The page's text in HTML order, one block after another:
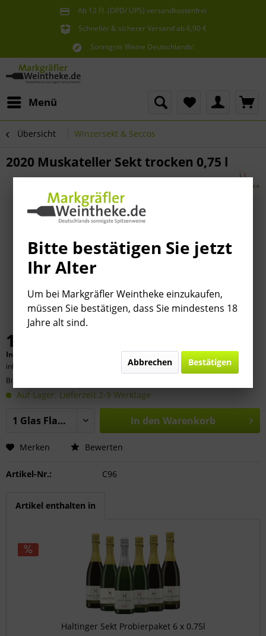
Ab 12 Fl. (DPD/ UPS) versandkostenfrei
innerhalb Deutschlands
Schneller & sicherer Versand ab 6,90 €
Sie erreichen uns unter der Tel: 07621 1685286
Sonnigste Weine Deutschlands!
Menü
Übersicht Winzersekt & Seccos
2020 Muskateller Sekt trocken 0,75 l
14,50 € *
Inhalt:
* / 1 Liter)
inkl. MwSt.
Bitte
Auf Lager. Lieferzeit 2-9 Werktage
In den Warenkorb
Merken Bewerten
Artikel-Nr.: C96
Artikel enthalten in
Haltinger Sekt Probierpaket 6 x 0.75l
Bitte bestätigen Sie jetzt
Ihr Alter
Um bei Markgräfler Weintheke einzukaufen,
müssen Sie bestätigen, dass Sie mindestens 18
Jahre alt sind.
Abbrechen Bestätigen